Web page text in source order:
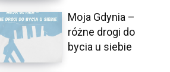
Moja Gdynia –
różne drogi do
bycia u siebie